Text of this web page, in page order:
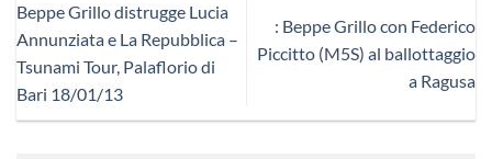
Beppe Grillo distrugge Lucia
Annunziata e La Repubblica –
Tsunami Tour, Palaflorio di
Bari 18/01/13
: Beppe Grillo con Federico
Piccitto (M5S) al ballottaggio
a Ragusa